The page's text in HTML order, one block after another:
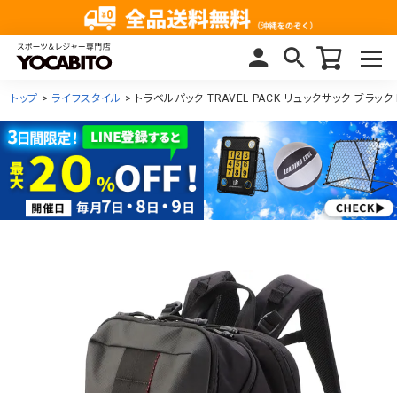
トップ ライフスタイル トラベルパック TRAVEL PACK リュックサック ブラッ